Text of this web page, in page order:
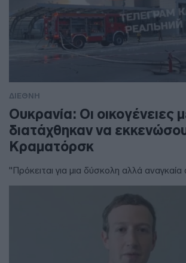
ΔΙΕΘΝΗ
Ουκρανία: Οι οικογένειες
διατάχθηκαν να
Κραματόρσκ
"Πρόκειται για μια δύσκολη αλλά